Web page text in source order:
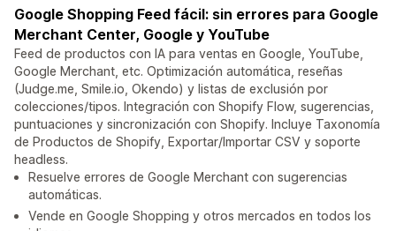
Google Shopping Feed fácil: sin errores para Google
Merchant Center, Google y YouTube
Feed de productos con IA para ventas en Google, YouTube,
Google Merchant, etc. Optimización automática, reseñas
(Judge.me, Smile.io, Okendo) y listas de exclusión por
colecciones/tipos. Integración con Shopify Flow, sugerencias,
puntuaciones y sincronización con Shopify. Incluye Taxonomía
de Productos de Shopify, Exportar/Importar CSV y soporte
headless.
Resuelve errores de Google Merchant con sugerencias
automáticas.
Vende en Google Shopping y otros mercados en todos los